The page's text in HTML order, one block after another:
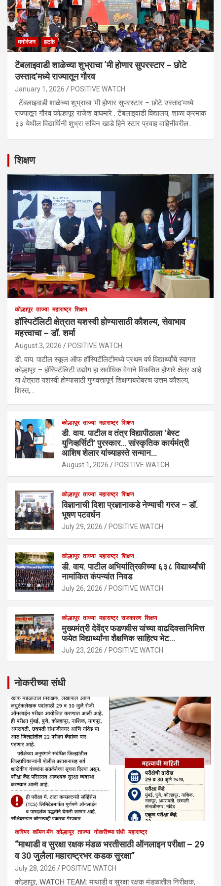
मनोरंजन हटके
टेंबलाइवाडी शाळेच्या शुभ्राचा ‘मी होणार सुपरस्टार – छोटे
उस्ताद’मध्ये राज्यातून गौरव
January 1, 2026 POSITIVE WATCH
टेंबलाइवाडी शाळेच्या शुभ्राचा ‘मी होणार सुपरस्टार – छोटे उस्ताद’मध्ये
राज्यातून गौरव कोल्हापूर राजेश वाघमारे : टेंबलाइवाडी विद्यालय, शाळा क्रमांक
३३ येथील विद्यार्थिनी शुभ्रा सचिन खाडे हिने स्टार प्रवाह वाहिनीवरील…
शिक्षण
कोल्हापूर ताज्या महाराष्ट्र शिक्षण
हॉस्पिटॅलिटी क्षेत्रात यशस्वी होण्यासाठी कौशल्य, सेवाभाव
महत्त्वाचा – डॉ. शर्मा
August 3, 2026 POSITIVE WATCH
डी. वाय. पाटील स्कूल ऑफ हॉस्पिटॅलिटीमध्ये प्रथम वर्ष विद्यार्थ्यांचे स्वागत
कोल्हापूर – हॉस्पिटॅलिटी उद्योग हा सर्वाधिक वेगाने विकसित होणारे क्षेत्र आहे.
या क्षेत्रात यशस्वी होण्यासाठी गुणवत्तापूर्ण शिक्षणाबरोबरच उत्तम कौशल्य,
शिस्त,…
कोल्हापूर ताज्या महाराष्ट्र शिक्षण
डी. वाय. पाटील व तंत्र विद्यापीठाला ‘बेस्ट
युनिव्हर्सिटी’ पुरस्कार… सांस्कृतिक कार्यमंत्री
आशिष शेलार यांच्याहस्ते सन्मान…
August 1, 2026 POSITIVE WATCH
कोल्हापूर ताज्या महाराष्ट्र शिक्षण
विज्ञानाची दिशा प्रज्ञानाकडे नेण्याची गरज – डॉ.
भूषण पटवर्धन
July 29, 2026 POSITIVE WATCH
कोल्हापूर ताज्या महाराष्ट्र शिक्षण
डी. वाय. पाटील अभियांत्रिकीच्या ६३८ विद्यार्थ्यांची
नामांकित कंपन्यांत निवड
July 26, 2026 POSITIVE WATCH
कोल्हापूर ताज्या महाराष्ट्र राजकारण शिक्षण
मुख्यमंत्री देवेंद्र फडणवीस यांच्या वाढदिवसानिमित्त
फयेत विद्यार्थ्यांना शैक्षणिक साहित्य भेट…
July 23, 2026 POSITIVE WATCH
नोकरीच्या संधी
करियर कॉमन मॅन कोल्हापूर ताज्या नोकरीच्या संधी महाराष्ट्र
“माथाडी व सुरक्षा रक्षक मंडळ भरतीसाठी ऑनलाइन परीक्षा – 29
व 30 जुलैला महाराष्ट्रभर कडक सुरक्षा”
July 28, 2026 POSITIVE WATCH
कोल्हापूर, WATCH TEAM: माथाडी व सुरक्षा रक्षक मंडळातील निरीक्षक,